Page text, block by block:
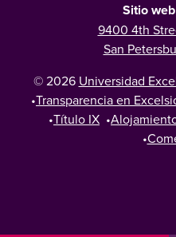
Sitio
9400 4th
San
© 2026 Universidad
•Transparencia en
•Título IX •
•